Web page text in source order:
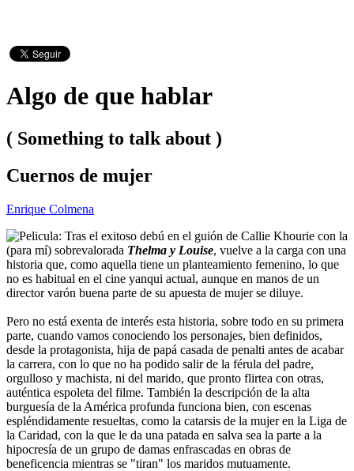
Algo de que hablar
( Something to talk about )
Cuernos de mujer
Enrique Colmena
Tras el exitoso debú en el guión de Callie Khourie con la
(para mí) sobrevalorada Thelma y Louise, vuelve a la carga con una
historia que, como aquella tiene un planteamiento femenino, lo que
no es habitual en el cine yanqui actual, aunque en manos de un
director varón buena parte de su apuesta de mujer se diluye.
Pero no está exenta de interés esta historia, sobre todo en su primera
parte, cuando vamos conociendo los personajes, bien definidos,
desde la protagonista, hija de papá casada de penalti antes de acabar
la carrera, con lo que no ha podido salir de la férula del padre,
orgulloso y machista, ni del marido, que pronto flirtea con otras,
auténtica espoleta del filme. También la descripción de la alta
burguesía de la América profunda funciona bien, con escenas
espléndidamente resueltas, como la catarsis de la mujer en la Liga de
la Caridad, con la que le da una patada en salva sea la parte a la
hipocresía de un grupo de damas enfrascadas en obras de
beneficencia mientras se "tiran" los maridos mutuamente.